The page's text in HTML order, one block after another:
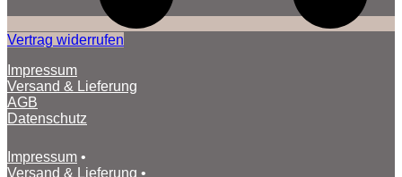
Vertrag widerrufen
Impressum
Versand & Lieferung
AGB
Datenschutz
Impressum •
Versand & Lieferung •